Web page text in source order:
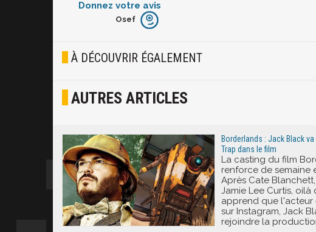
Donnez votre avis
Furieux
Joyeux
Osef
À DÉCOUVRIR ÉGALEMENT
AUTRES ARTICLES
Borderlands : Jack Black
Trap dans le film
La casting du film
renforce de semaine
Après Cate
Jamie Lee Curtis, oilà
apprend que l'acteur
sur Instagram, Jack
rejoindre la